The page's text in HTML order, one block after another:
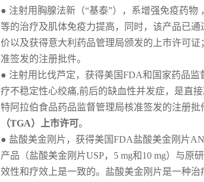
● 注射用胸腺法新（“基泰”），系增强免疫药
等的治疗及肌体免疫力提高，同时，该产品已
价以及获得意大利药品管理局颁发的上市许可
准签发的注册批件。
● 注射用比伐芦定，获得美国FDA和国家药品
疗不稳定性心绞痛,前后的缺血性并发症，是直
特阿拉伯食品药品监督管理局核准签发的注册批
（TGA）上市许可。
● 盐酸美金刚片，获得美国FDA盐酸美金刚片
产品（盐酸美金刚片USP，5 mg和10 mg）与原
效性和疗效上是一致的。盐酸美金刚片是一种